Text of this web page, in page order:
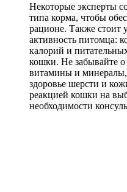
Некоторые эксперты
типа корма, чтобы
рационе. Также стоит
активность питомца:
калорий и
кошки. Не забывайте о
витамины и минералы,
здоровье шерсти и
реакцией кошки на
необходимости